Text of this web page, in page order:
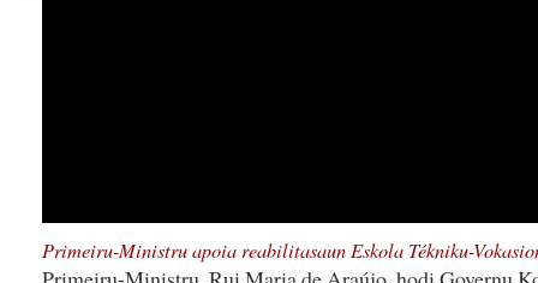
Primeiru-Ministru apoia reabilitasaun Eskola Tékniku-